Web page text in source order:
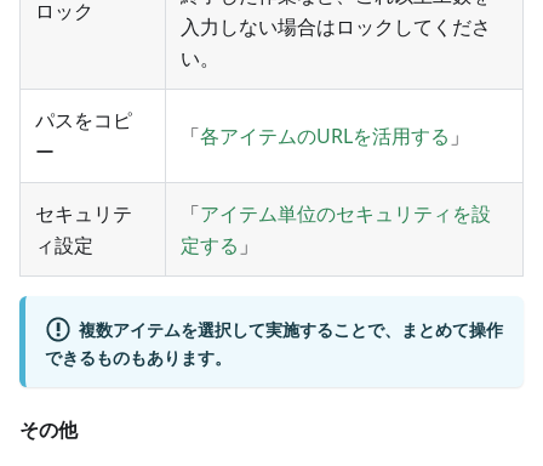
ロック
入力しない場合はロックしてくださ
い。
パスをコピ
ー
「各アイテムのURLを活用する」
セキュリテ
ィ設定
「アイテム単位のセキュリティを設
定する」
複数アイテムを選択して実施することで、まとめて操作
できるものもあります。
その他